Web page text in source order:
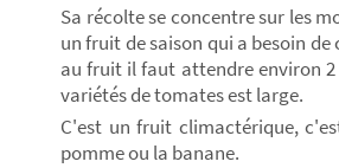
Sa récolte se concentre sur les
un fruit de saison qui a besoin
au fruit il faut attendre environ 2
variétés de tomates est large.
C'est un fruit climactérique,
pomme ou la banane.